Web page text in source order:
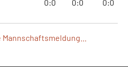
0:0 0:0 0:0